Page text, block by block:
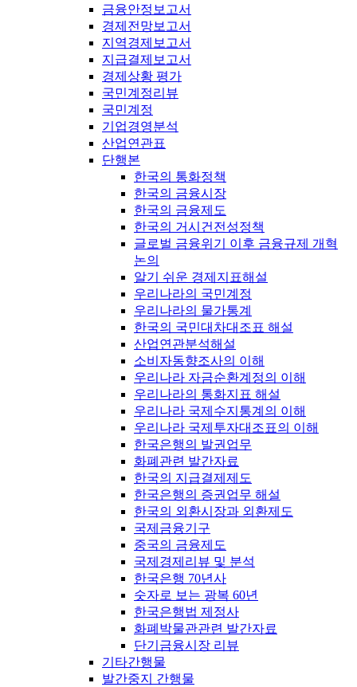
금융안정보고서
경제전망보고서
지역경제보고서
지급결제보고서
경제상황 평가
국민계정리뷰
국민계정
기업경영분석
산업연관표
단행본
한국의 통화정책
한국의 금융시장
한국의 금융제도
한국의 거시건전성정책
글로벌 금융위기 이후 금융규제 개혁
논의
알기 쉬운 경제지표해설
우리나라의 국민계정
우리나라의 물가통계
한국의 국민대차대조표 해설
산업연관분석해설
소비자동향조사의 이해
우리나라 자금순환계정의 이해
우리나라의 통화지표 해설
우리나라 국제수지통계의 이해
우리나라 국제투자대조표의 이해
한국은행의 발권업무
화폐관련 발간자료
한국의 지급결제제도
한국은행의 증권업무 해설
한국의 외환시장과 외환제도
국제금융기구
중국의 금융제도
국제경제리뷰 및 분석
한국은행 70년사
숫자로 보는 광복 60년
한국은행법 제정사
화폐박물관관련 발간자료
단기금융시장 리뷰
기타간행물
발간중지 간행물